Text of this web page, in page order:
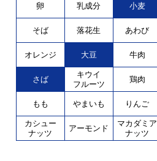
卵 乳成分 小麦
そば 落花生 あわび
オレンジ 大豆 牛肉
さば
キウイ
フルーツ
鶏肉
もも やまいも りんご
カシュー
ナッツ
アーモンド
マカダミア
ナッツ